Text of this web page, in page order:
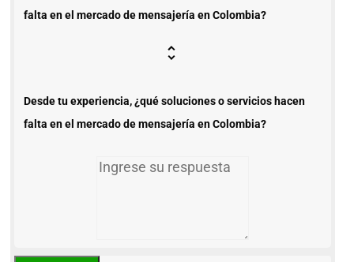
falta en el mercado de mensajería en Colombia?
Desde tu experiencia, ¿qué soluciones o servicios hacen
falta en el mercado de mensajería en Colombia?